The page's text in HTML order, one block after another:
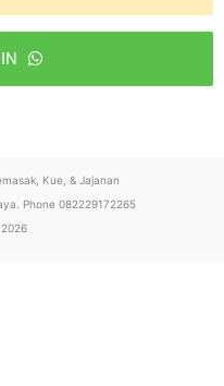
Kue, & Jajanan
Phone 082229172265